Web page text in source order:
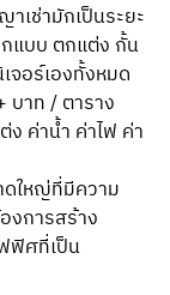
เช่ามักเป็นระยะ
แบบ ตกแต่ง กั้น
จอร์เองทั้งหมด
บาท / ตาราง
ง ค่าน้ำ ค่าไฟ ค่า
ใหญ่ที่มีความ
งการสร้าง
ฟิศที่เป็น